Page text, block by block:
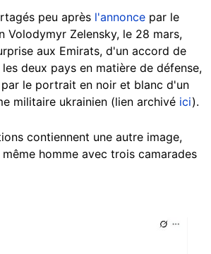
peu après l'annonce par le
Volodymyr Zelensky, le 28 mars,
aux Emirats, d'un accord de
deux pays en matière de défense,
le portrait en noir et blanc d'un
militaire ukrainien (lien archivé ici).
contiennent une autre image,
homme avec trois camarades